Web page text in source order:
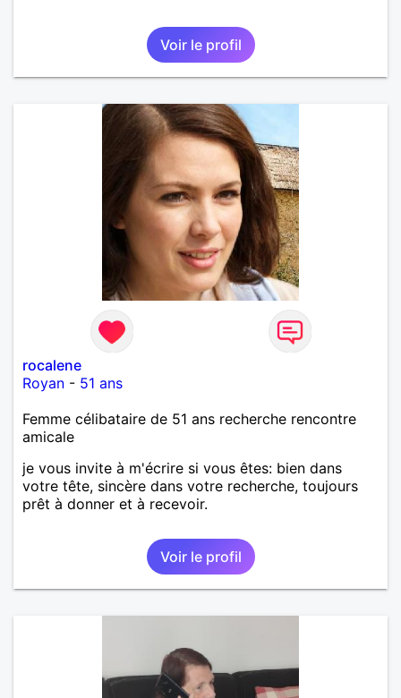
Voir le profil
rocalene
Royan - 51 ans
Femme célibataire de 51 ans recherche rencontre
amicale
je vous invite à m'écrire si vous êtes: bien dans
votre tête, sincère dans votre recherche, toujours
prêt à donner et à recevoir.
Voir le profil